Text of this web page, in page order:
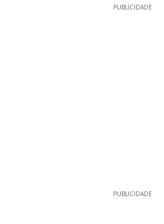
PUBLICIDADE
PUBLICIDADE